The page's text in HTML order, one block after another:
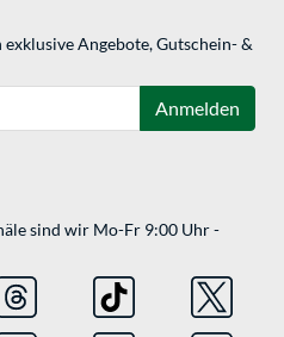
Angebote, Gutschein- &
Anmelden
sind wir Mo-Fr 9:00 Uhr -